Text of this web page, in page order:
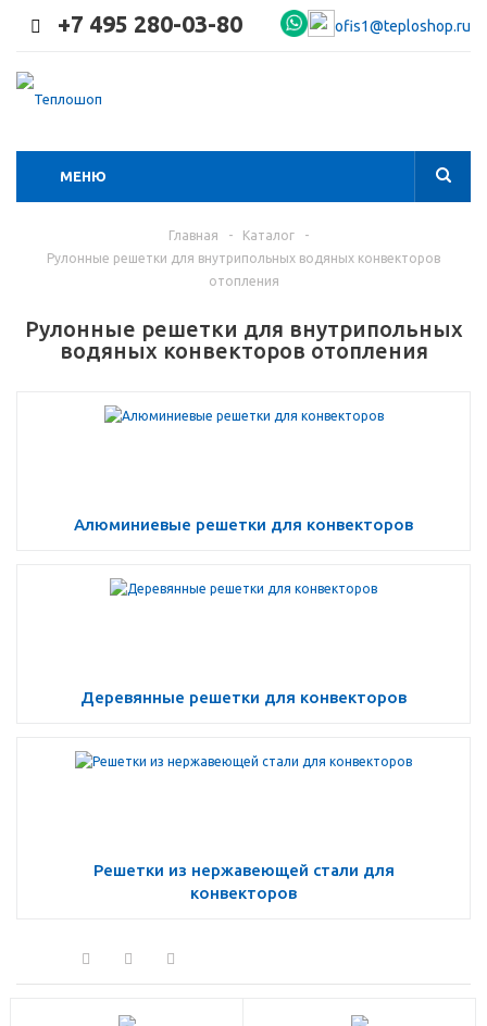
+7 495 280-03-80 ofis1@teploshop.ru
МЕНЮ
Главная - Каталог
-
Рулонные решетки для внутрипольных водяных конвекторов
отопления
Рулонные решетки для внутрипольных
водяных конвекторов отопления
Алюминиевые решетки для конвекторов
Деревянные решетки для конвекторов
Решетки из нержавеющей стали для
конвекторов